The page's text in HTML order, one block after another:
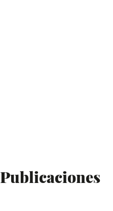
Publicaciones